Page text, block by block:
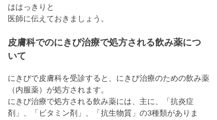
ははっきりと
医師に伝えておきましょう。
皮膚科でのにきび治療で処方される飲み薬につ
いて
にきびで皮膚科を受診すると、にきび治療のための飲み薬
（内服薬）が処方されます。
にきび治療で処方される飲み薬には、主に、「抗炎症
剤」、「ビタミン剤」、「抗生物質」の3種類がありま